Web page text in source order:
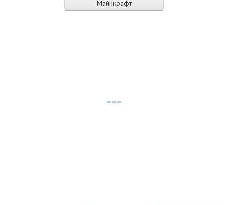
Майнкрафт